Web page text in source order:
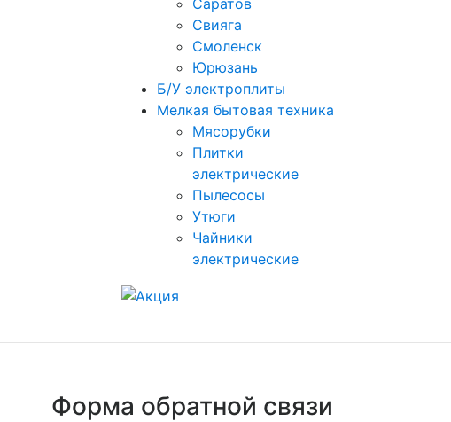
Саратов
Свияга
Смоленск
Юрюзань
Б/У электроплиты
Мелкая бытовая техника
Мясорубки
Плитки
электрические
Пылесосы
Утюги
Чайники
электрические
Форма обратной связи